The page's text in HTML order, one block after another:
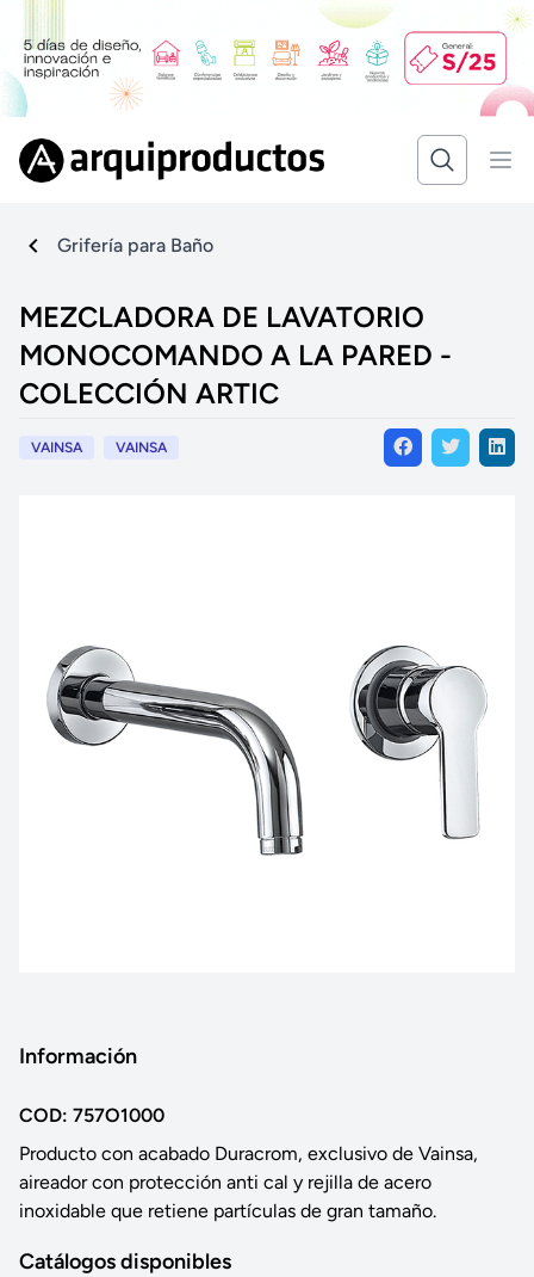
Grifería para Baño
MEZCLADORA DE LAVATORIO
MONOCOMANDO A LA PARED -
COLECCIÓN ARTIC
VAINSA VAINSA
Información
COD: 757O1000
Producto con acabado Duracrom, exclusivo de Vainsa,
aireador con protección anti cal y rejilla de acero
inoxidable que retiene partículas de gran tamaño.
Catálogos disponibles